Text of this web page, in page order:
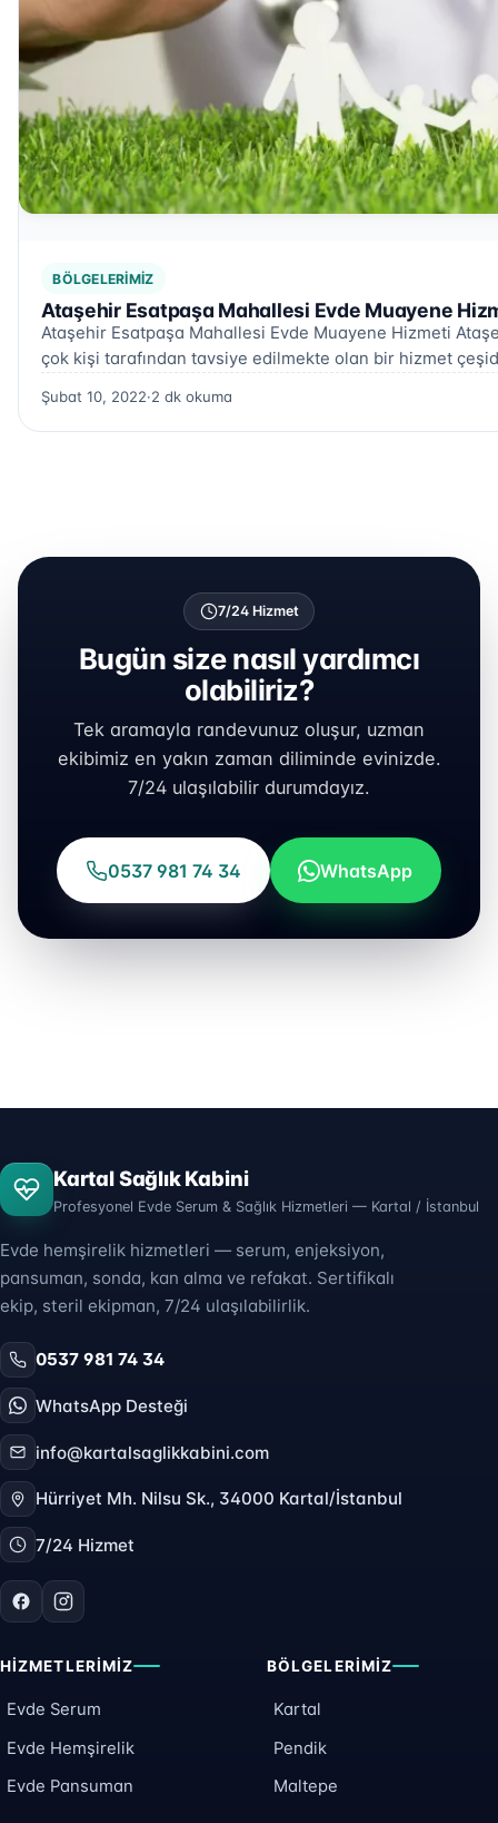
BÖLGELERIMIZ
Ataşehir Esatpaşa Mahallesi Evde Muayene
Ataşehir Esatpaşa Mahallesi Evde Muayene Hizmeti
çok kişi tarafından tavsiye edilmekte olan bir hizmet
Şubat 10, 2022·2 dk okuma
7/24 Hizmet
Bugün size nasıl yardımcı
olabiliriz?
Tek aramayla randevunuz oluşur, uzman
ekibimiz en yakın zaman diliminde evinizde.
7/24 ulaşılabilir durumdayız.
0537 981 74 34 WhatsApp
Kartal Sağlık Kabini
Profesyonel Evde Serum & Sağlık Hizmetleri — Kartal / İstanbul
Evde hemşirelik hizmetleri — serum, enjeksiyon,
pansuman, sonda, kan alma ve refakat. Sertifikalı
ekip, steril ekipman, 7/24 ulaşılabilirlik.
0537 981 74 34
WhatsApp Desteği
info@kartalsaglikkabini.com
Hürriyet Mh. Nilsu Sk., 34000 Kartal/İstanbul
7/24 Hizmet
HIZMETLERIMIZ
Evde Serum
Evde Hemşirelik
Evde Pansuman
BÖLGELERIMIZ
Kartal
Pendik
Maltepe